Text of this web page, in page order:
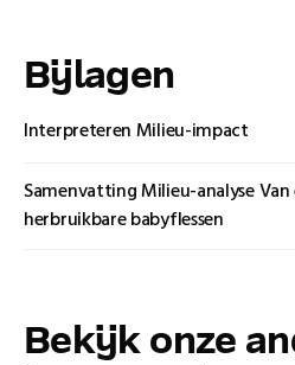
Bĳlagen
Interpreteren Milieu-impact
Samenvatting Milieu-analyse
herbruikbare babyflessen
Bekĳk onze